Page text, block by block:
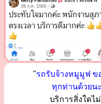
"รถรับจ้างหมูมูฟ
ทุกท่านด้วยน
บริการสิ่งใดไ